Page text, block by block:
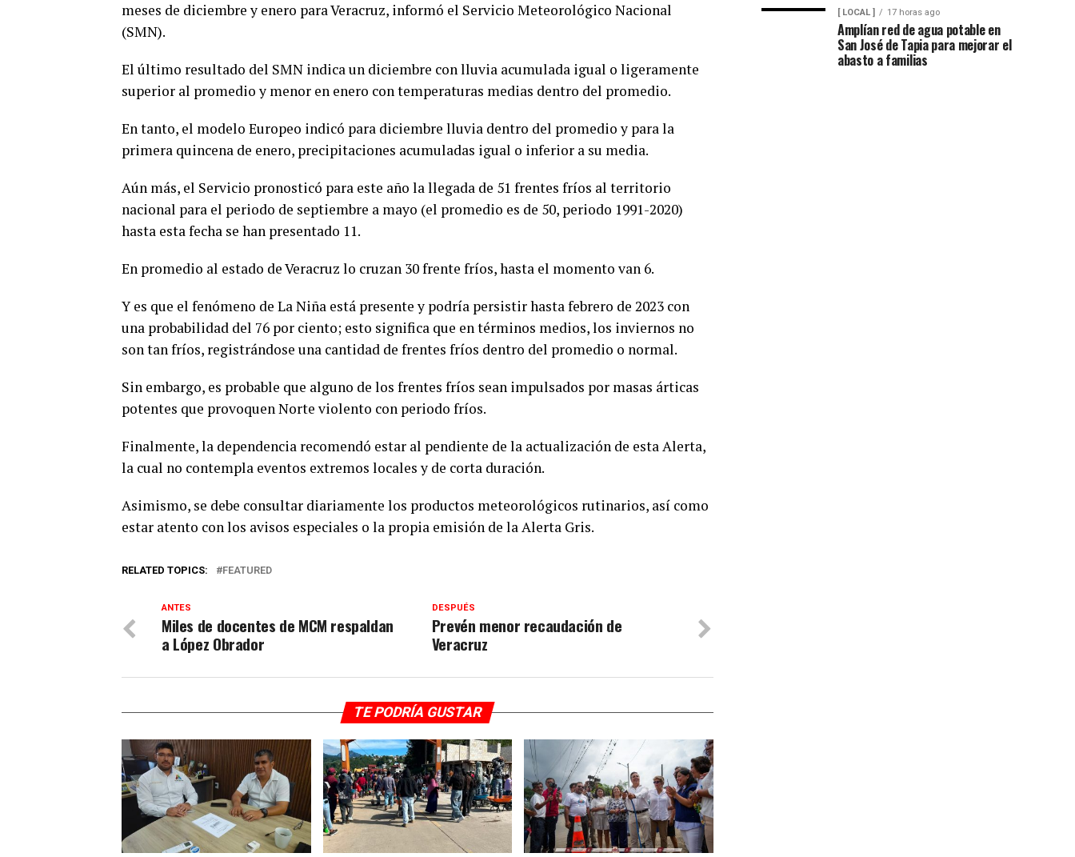
meses de diciembre y enero para Veracruz, informó el Servicio Meteorológico Nacional
(SMN).
El último resultado del SMN indica un diciembre con lluvia acumulada igual o ligeramente
superior al promedio y menor en enero con temperaturas medias dentro del promedio.
En tanto, el modelo Europeo indicó para diciembre lluvia dentro del promedio y para la
primera quincena de enero, precipitaciones acumuladas igual o inferior a su media.
Aún más, el Servicio pronosticó para este año la llegada de 51 frentes fríos al territorio
nacional para el periodo de septiembre a mayo (el promedio es de 50, periodo 1991-2020)
hasta esta fecha se han presentado 11.
En promedio al estado de Veracruz lo cruzan 30 frente fríos, hasta el momento van 6.
Y es que el fenómeno de La Niña está presente y podría persistir hasta febrero de 2023 con
una probabilidad del 76 por ciento; esto significa que en términos medios, los inviernos no
son tan fríos, registrándose una cantidad de frentes fríos dentro del promedio o normal.
Sin embargo, es probable que alguno de los frentes fríos sean impulsados por masas árticas
potentes que provoquen Norte violento con periodo fríos.
Finalmente, la dependencia recomendó estar al pendiente de la actualización de esta Alerta,
la cual no contempla eventos extremos locales y de corta duración.
Asimismo, se debe consultar diariamente los productos meteorológicos rutinarios, así como
estar atento con los avisos especiales o la propia emisión de la Alerta Gris.
RELATED TOPICS: FEATURED
DESPUÉS
Prevén menor recaudación de
Veracruz
ANTES
Miles de docentes de MCM respaldan
a López Obrador
TE PODRÍA GUSTAR
[ LOCAL ] 17 horas ago
Amplían red de agua potable en
San José de Tapia para mejorar el
abasto a familias